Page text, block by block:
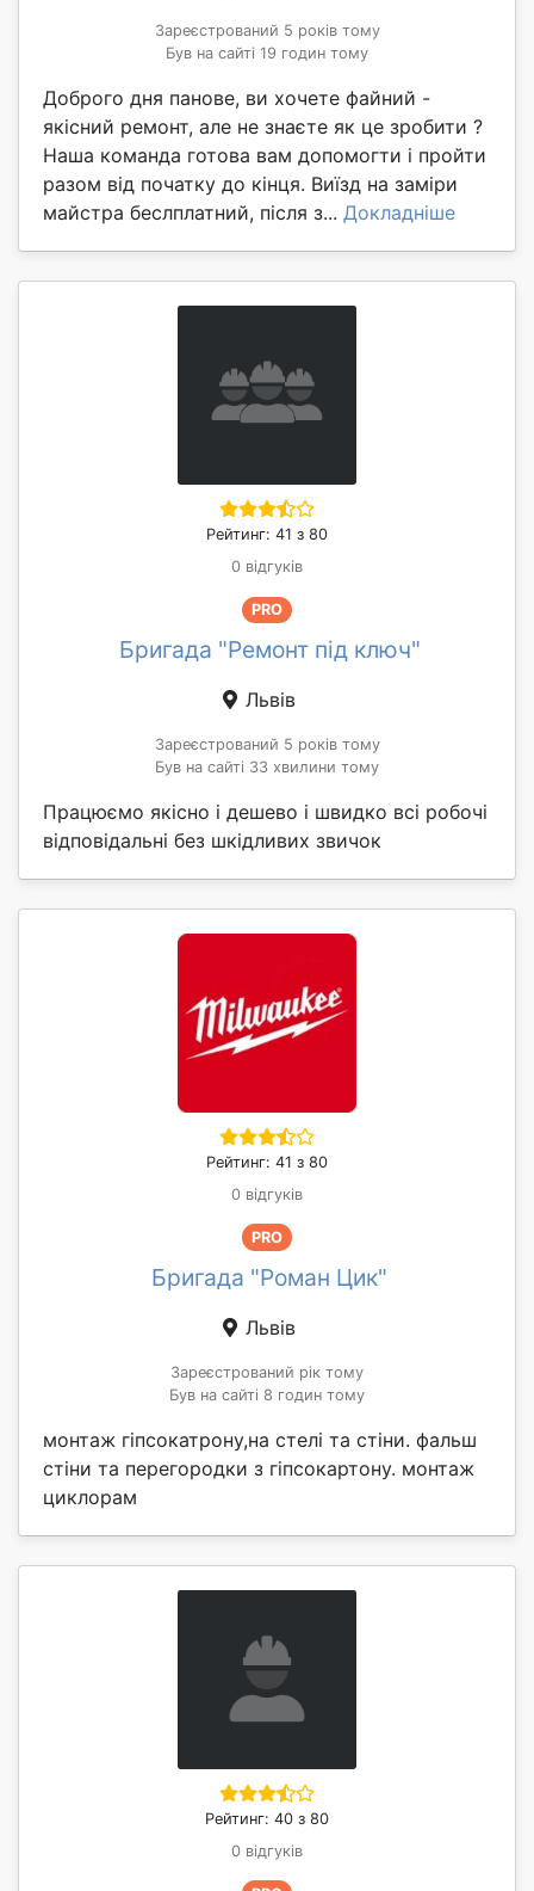
Зареєстрований 5 років тому
Був на сайті 19 годин тому
Доброго дня панове, ви хочете файний -
якісний ремонт, але не знаєте як це зробити ?
Наша команда готова вам допомогти і пройти
разом від початку до кінця. Виїзд на заміри
майстра беслплатний, після з... Докладніше
Рейтинг: 41 з 80
0 відгуків
PRO
Бригада "Ремонт під ключ"
Львів
Зареєстрований 5 років тому
Був на сайті 33 хвилини тому
Працюємо якісно і дешево і швидко всі робочі
відповідальні без шкідливих звичок
Рейтинг: 41 з 80
0 відгуків
PRO
Бригада "Роман Цик"
Львів
Зареєстрований рік тому
Був на сайті 8 годин тому
монтаж гіпсокатрону,на стелі та стіни. фальш
стіни та перегородки з гіпсокартону. монтаж
циклорам
Рейтинг: 40 з 80
0 відгуків